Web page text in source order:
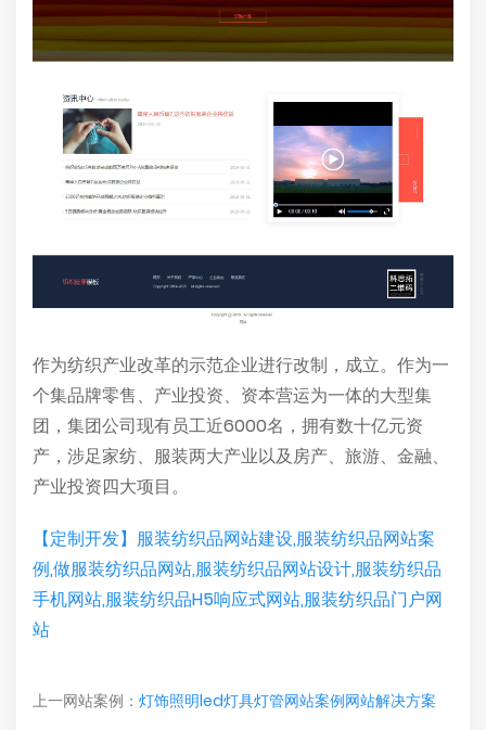
作为纺织产业改革的示范企业进行改制，成立。作为一
个集品牌零售、产业投资、资本营运为一体的大型集
团，集团公司现有员工近6000名，拥有数十亿元资
产，涉足家纺、服装两大产业以及房产、旅游、金融、
产业投资四大项目。
【定制开发】服装纺织品网站建设,服装纺织品网站案
例,做服装纺织品网站,服装纺织品网站设计,服装纺织品
手机网站,服装纺织品H5响应式网站,服装纺织品门户网
站
上一网站案例： 灯饰照明led灯具灯管网站案例网站解决方案